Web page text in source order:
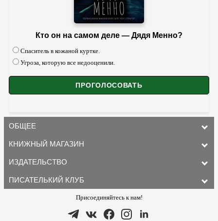
Кто он на самом деле — Дядя Менно?
Спаситель в кожаной куртке.
Угроза, которую все недооценили.
ОБЩЕЕ
КНИЖНЫЙ МАГАЗИН
ИЗДАТЕЛЬСТВО
ПИСАТЕЛЬКИЙ КЛУБ
Присоединяйтесь к нам!